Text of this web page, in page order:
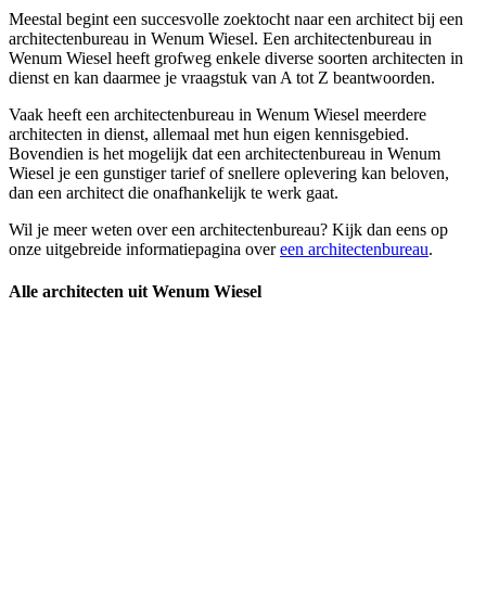
Meestal begint een succesvolle zoektocht naar een architect bij een
architectenbureau in Wenum Wiesel. Een architectenbureau in
Wenum Wiesel heeft grofweg enkele diverse soorten architecten in
dienst en kan daarmee je vraagstuk van A tot Z beantwoorden.
Vaak heeft een architectenbureau in Wenum Wiesel meerdere
architecten in dienst, allemaal met hun eigen kennisgebied.
Bovendien is het mogelijk dat een architectenbureau in Wenum
Wiesel je een gunstiger tarief of snellere oplevering kan beloven,
dan een architect die onafhankelijk te werk gaat.
Wil je meer weten over een architectenbureau? Kijk dan eens op
onze uitgebreide informatiepagina overeen architectenbureau.
Alle architecten uit Wenum Wiesel